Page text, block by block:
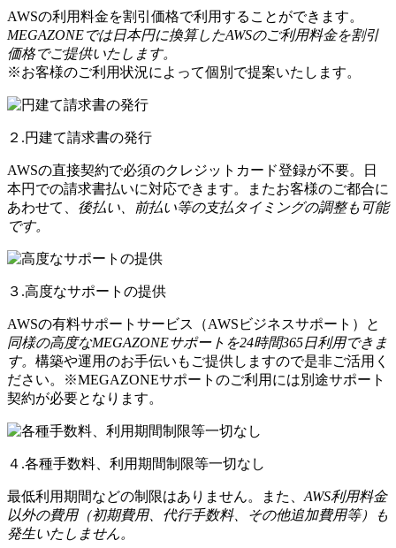
AWSの利用料金を割引価格で利用することができます。
MEGAZONEでは日本円に換算したAWSのご利用料金を割引
価格でご提供いたします。
※お客様のご利用状況によって個別で提案いたします。
２.円建て請求書の発行
AWSの直接契約で必須のクレジットカード登録が不要。日
本円での請求書払いに対応できます。またお客様のご都合に
あわせて、 後払い、前払い等の支払タイミングの調整も可能
です。
３.高度なサポートの提供
AWSの有料サポートサービス（AWSビジネスサポート）と
同様の高度なMEGAZONEサポートを24時間365日利用できま
す。 構築や運用のお手伝いもご提供しますので是非ご活用く
ださい。※MEGAZONEサポートのご利用には別途サポート
契約が必要となります。
４.各種手数料、利用期間制限等一切なし
最低利用期間などの制限はありません。また、 AWS利用料金
以外の費用（初期費用、代行手数料、その他追加費用等）も
発生いたしません。